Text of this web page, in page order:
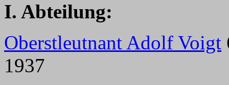
I. Abteilung:
Oberstleutnant Adolf Voigt
1937